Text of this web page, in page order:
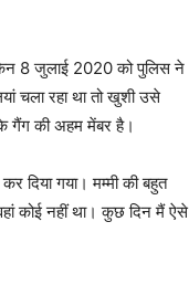
8 जुलाई 2020 को पुलिस ने
चला रहा था तो खुशी उसे
गैंग की अहम मेंबर है।
दिया गया। मम्मी की बहुत
कोई नहीं था। कुछ दिन मैं ऐसे